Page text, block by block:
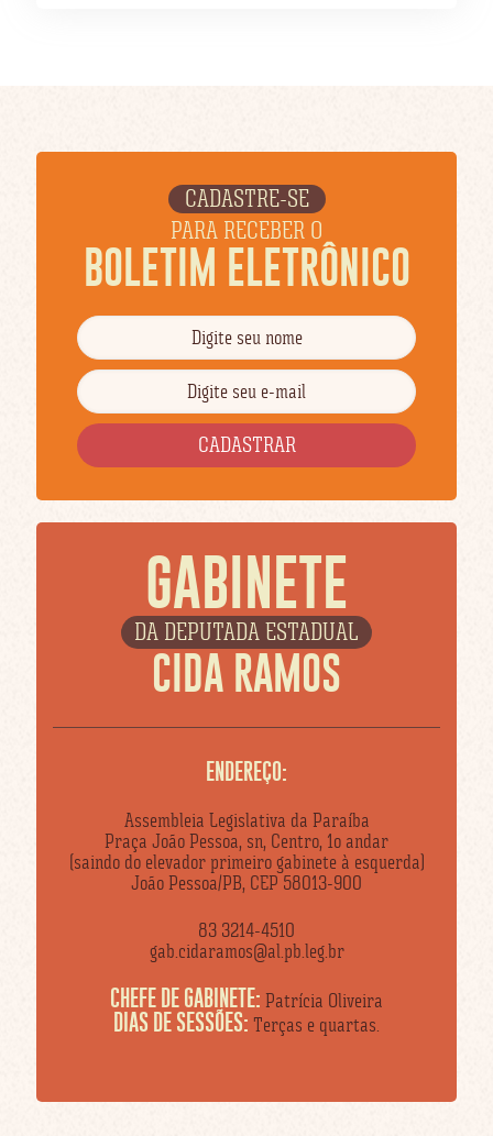
CADASTRE-SE
PARA RECEBER O
BOLETIM ELETRÔNICO
GABINETE
DA DEPUTADA ESTADUAL
CIDA RAMOS
ENDEREÇO:
Assembleia Legislativa da Paraíba
Praça João Pessoa, sn, Centro, 1o andar
(saindo do elevador primeiro gabinete à esquerda)
João Pessoa/PB, CEP 58013-900
83 3214-4510
gab.cidaramos@al.pb.leg.br
CHEFE DE GABINETE: Patrícia Oliveira
DIAS DE SESSÕES: Terças e quartas.